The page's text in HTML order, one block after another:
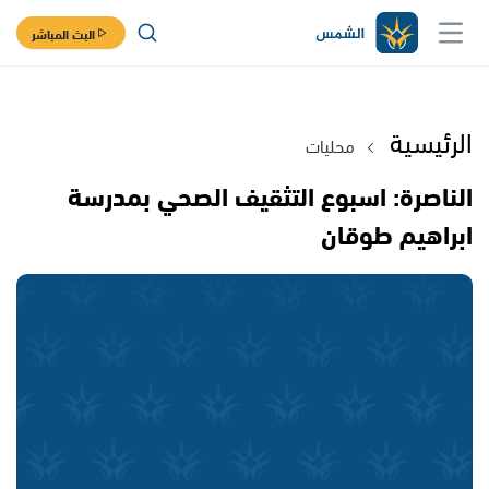
البث المباشر
الرئيسية محليات
الناصرة: اسبوع التثقيف الصحي بمدرسة
ابراهيم طوقان